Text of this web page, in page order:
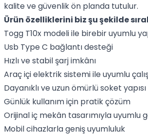
kalite ve güvenlik ön planda tutulur.
Ürün özelliklerini biz şu şekilde
Togg T10x modeli ile birebir uyumlu
Usb Type C bağlantı desteği
Hızlı ve stabil şarj imkânı
Araç içi elektrik sistemi ile uyumlu
Dayanıklı ve uzun ömürlü soket yapısı
Günlük kullanım için pratik çözüm
Orijinal iç mekân tasarımıyla uyumlu
Mobil cihazlarla geniş uyumluluk